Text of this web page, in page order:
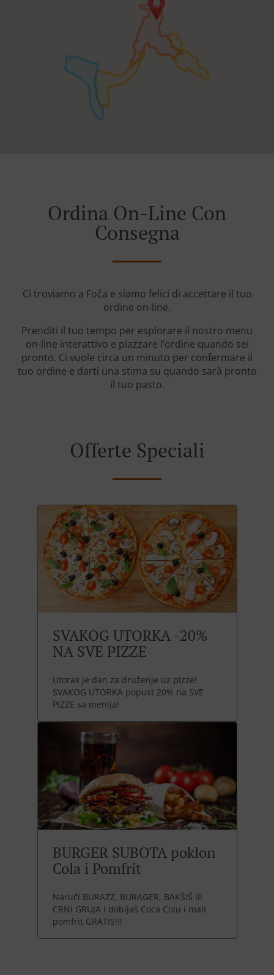
Ordina On-Line Con
Consegna
Ci troviamo a Foča e siamo felici di accettare il tuo
ordine on-line.
Prenditi il tuo tempo per esplorare il nostro menu
on-line interattivo e piazzare l’ordine quando sei
pronto. Ci vuole circa un minuto per confermare il
tuo ordine e darti una stima su quando sarà pronto
il tuo pasto.
Offerte Speciali
SVAKOG UTORKA -20%
NA SVE PIZZE
Utorak je dan za druženje uz pizze!
SVAKOG UTORKA popust 20% na SVE
PIZZE sa menija!
BURGER SUBOTA poklon
Cola i Pomfrit
Naruči BURAZZ, BURAGER, BAKŠIŠ ili
CRNI GRUJA i dobijaš Coca Colu i mali
pomfrit GRATIS!!!